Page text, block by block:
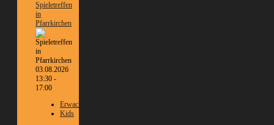
Spieletreffen
in
Pfarrkirchen
03.08.2026
13:30 -
17:00
Erwachsene
Kids